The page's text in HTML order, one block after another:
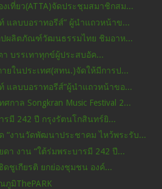
เที่ยว(ATTA)จัดประชุมสมาชิกสม...
แลบบอราทอรีส์” ผู้นำแถวหน้าข...
ปผลิตภัณฑ์วัฒนธรรมไทย ชิมอาห...
บรรเทาทุกข์ผู้ประสบอัค...
ยในประเทศ(สทน.)จัดให้มีการป...
แลบบอราทอรีส์”ผู้นำแถวหน้าขอ...
กาล Songkran Music Festival 2...
รมี 242 ปี กรุงรัตนโกสินทร์ยิ...
“งานวัดพัฒนาประชาคม ไหว้พระรับ...
ดา งาน “ใต้ร่มพระบารมี 242 ปี...
ชูเกียรติ ยกย่องชุมชน องค์...
ภูมิThePARK